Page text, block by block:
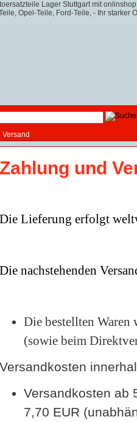
Zahlung und
Die Lieferung erfolgt
Die nachstehenden
Die bestellten Waren
(sowie beim
Versandkosten
Versandkosten ab
7,70 EUR